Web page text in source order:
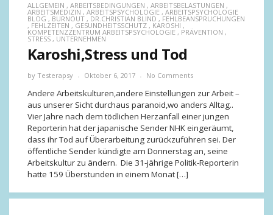
ALLGEMEIN , ARBEITSBEDINGUNGEN , ARBEITSBELASTUNGEN ,
ARBEITSMEDIZIN , ARBEITSPSYCHOLOGIE , ARBEITSPSYCHOLOGIE
BLOG , BURNOUT , DR.CHRISTIAN BLIND , FEHLBEANSPRUCHUNGEN
, FEHLZEITEN , GESUNDHEITSSCHUTZ , KAROSHI ,
KOMPETENZZENTRUM ARBEITSPSYCHOLOGIE , PRÄVENTION ,
STRESS , UNTERNEHMEN
Karoshi,Stress und Tod
by Testerapsy Oktober 6, 2017 No Comments
Andere Arbeitskulturen,andere Einstellungen zur Arbeit –
aus unserer Sicht durchaus paranoid,wo anders Alltag..
Vier Jahre nach dem tödlichen Herzanfall einer jungen
Reporterin hat der japanische Sender NHK eingeräumt,
dass ihr Tod auf Überarbeitung zurückzuführen sei. Der
öffentliche Sender kündigte am Donnerstag an, seine
Arbeitskultur zu ändern. Die 31-jährige Politik-Reporterin
hatte 159 Überstunden in einem Monat […]